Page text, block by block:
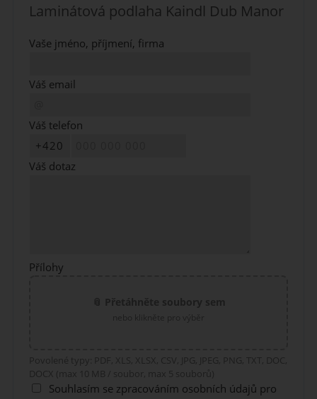
Laminátová podlaha Kaindl Dub Manor
Vaše jméno, příjmení, firma
Váš email
Váš telefon
Váš dotaz
Přílohy
Povolené typy: PDF, XLS, XLSX, CSV, JPG, JPEG, PNG, TXT, DOC,
DOCX (max 10 MB / soubor, max 5 souborů)
Souhlasím se zpracováním osobních údajů pro